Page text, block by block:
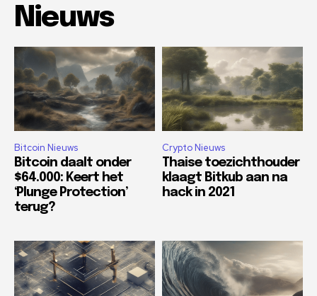
Nieuws
Bitcoin Nieuws
Bitcoin daalt onder
$64.000: Keert het
‘Plunge Protection’
terug?
Crypto Nieuws
Thaise toezichthouder
klaagt Bitkub aan na
hack in 2021